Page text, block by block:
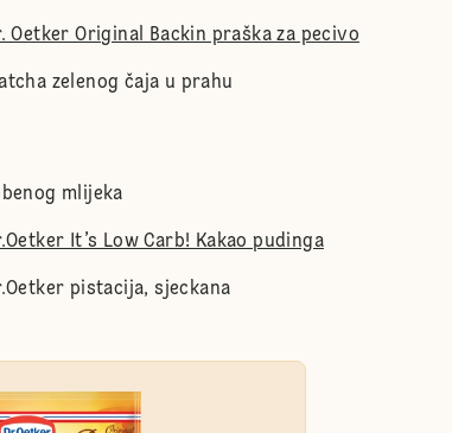
Oetker Original Backin praška za pecivo
zelenog čaja u prahu
mlijeka
It’s Low Carb! Kakao pudinga
pistacija, sjeckana